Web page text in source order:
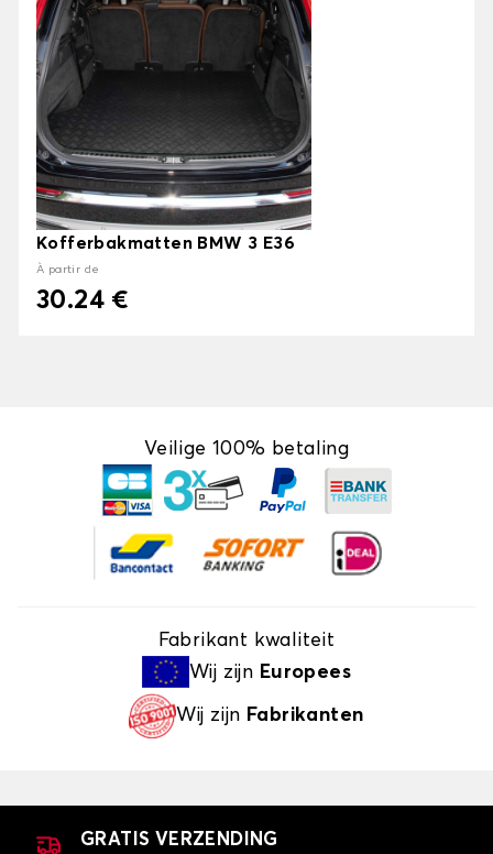
Kofferbakmatten BMW 3 E36
À partir de
30.24 €
Veilige 100% betaling
Fabrikant kwaliteit
Wij zijn Europees
Wij zijn Fabrikanten
GRATIS VERZENDING